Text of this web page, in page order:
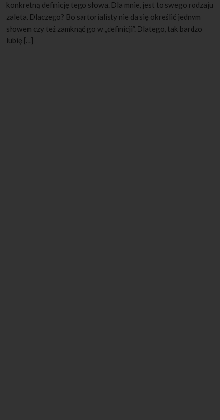
konkretną definicję tego słowa. Dla mnie, jest to swego rodzaju
zaleta. Dlaczego? Bo sartorialisty nie da się określić jednym
słowem czy też zamknąć go w „definicji”. Dlatego, tak bardzo
lubię […]